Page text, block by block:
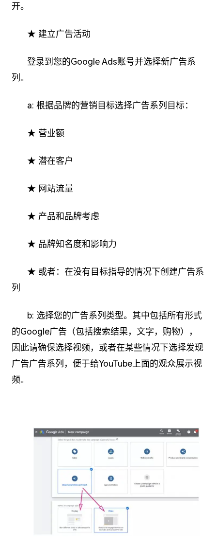
开。
★ 建立广告活动
登录到您的Google Ads账号并选择新广告系
列。
a: 根据品牌的营销目标选择广告系列目标：
★ 营业额
★ 潜在客户
★ 网站流量
★ 产品和品牌考虑
★ 品牌知名度和影响力
★ 或者：在没有目标指导的情况下创建广告系
列
b: 选择您的广告系列类型。其中包括所有形式
的Google广告（包括搜索结果，文字，购物），
因此请确保选择视频，或者在某些情况下选择发现
广告广告系列，便于给YouTube上面的观众展示视
频。